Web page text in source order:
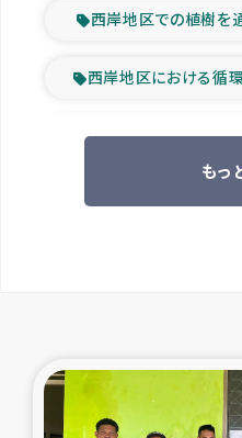
西岸地区での植樹を
西岸地区における循
ツアー
緊急
東ティモー
大雨による
もっ